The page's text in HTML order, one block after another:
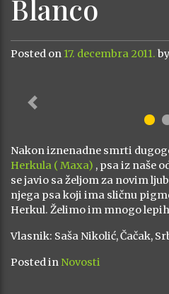
Blanco
Posted on 17. decembra 2011. by
Previous
Nakon iznenadne smrti
Herkula ( Maxa) , psa iz naše
se javio sa željom za novim
njega psa koji ima sličnu
Herkul. Želimo im mnogo
Vlasnik: Saša Nikolić, Čačak,
Posted in Novosti